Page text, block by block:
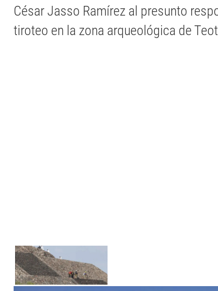
César Jasso Ramírez al presunto
tiroteo en la zona arqueológica de